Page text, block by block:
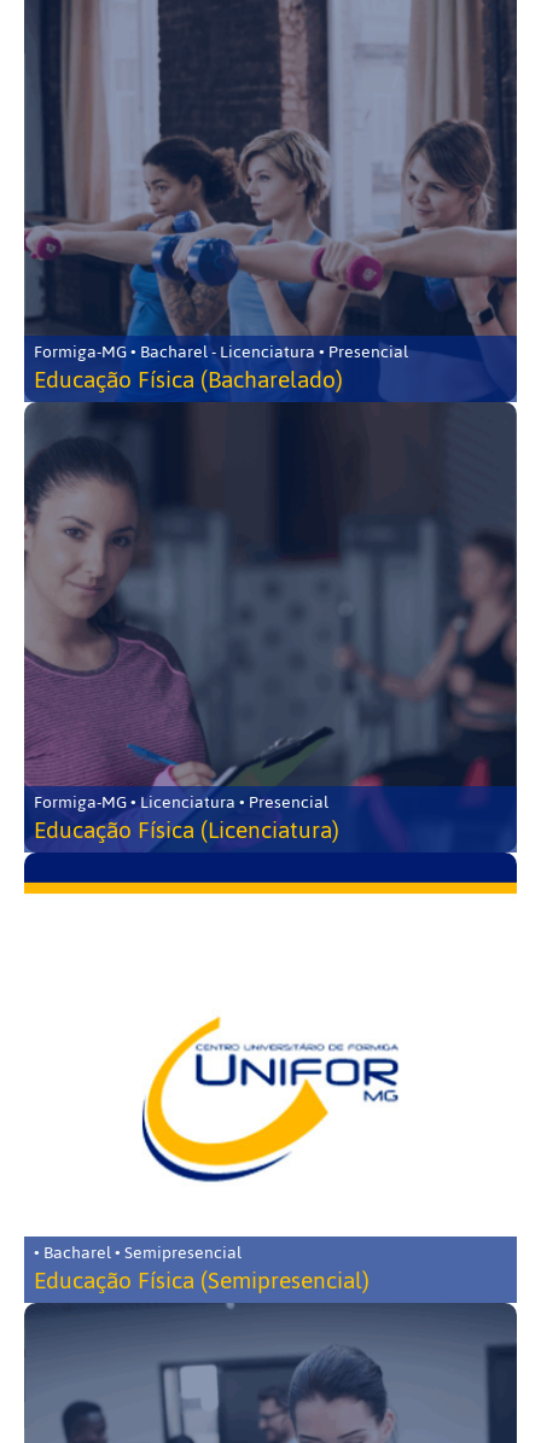
Formiga-MG • Bacharel - Licenciatura • Presencial
Educação Física (Bacharelado)
Formiga-MG • Licenciatura • Presencial
Educação Física (Licenciatura)
• Bacharel • Semipresencial
Educação Física (Semipresencial)